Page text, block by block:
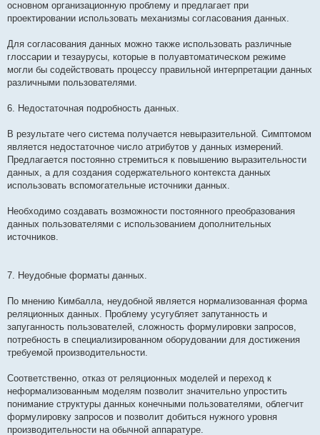
основном организационную проблему и предлагает при
проектировании использовать механизмы согласования данных.
Для согласования данных можно также использовать различные
глоссарии и тезаурусы, которые в полуавтоматическом режиме
могли бы содействовать процессу правильной интерпретации данных
различными пользователями.
6. Недостаточная подробность данных.
В результате чего система получается невыразительной. Симптомом
является недостаточное число атрибутов у данных измерений.
Предлагается постоянно стремиться к повышению выразительности
данных, а для создания содержательного контекста данных
использовать вспомогательные источники данных.
Необходимо создавать возможности постоянного преобразования
данных пользователями с использованием дополнительных
источников.
7. Неудобные форматы данных.
По мнению Кимбалла, неудобной является нормализованная форма
реляционных данных. Проблему усугубляет запутанность и
запуганность пользователей, сложность формулировки запросов,
потребность в специализированном оборудовании для достижения
требуемой производительности.
Соответственно, отказ от реляционных моделей и переход к
неформализованным моделям позволит значительно упростить
понимание структуры данных конечными пользователями, облегчит
формулировку запросов и позволит добиться нужного уровня
производительности на обычной аппаратуре.